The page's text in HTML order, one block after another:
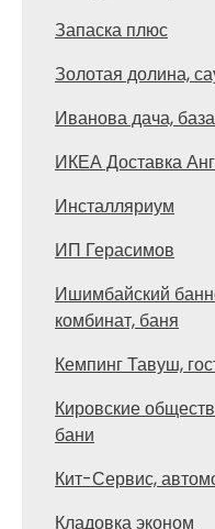
Запаска плюс
Золотая долина,
Иванова дача,
ИКЕА Доставка
Инсталляриум
ИП Герасимов
Ишимбайский
комбинат, баня
Кемпинг Тавуш,
Кировские
бани
Кит-Сервис,
Кладовка эконом